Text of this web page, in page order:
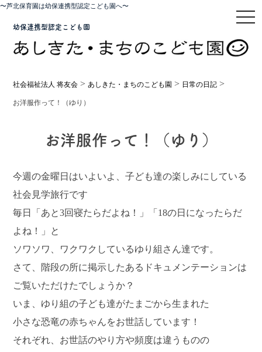
〜芦北保育園は幼保連携型認定こども園へ〜
幼保連携型認定こども園
社会福祉法人 将友会 > あしきた・まちのこども園 > 日常の日記 >
お洋服作って！（ゆり）
お洋服作って！（ゆり）
今週の金曜日はいよいよ、子ども達の楽しみにしている
社会見学旅行です
毎日「あと3回寝たらだよね！」「18の日になったらだ
よね！」と
ソワソワ、ワクワクしているゆり組さん達です。
さて、階段の所に掲示したあるドキュメンテーションは
ご覧いただけたでしょうか？
いま、ゆり組の子ども達がたまごから生まれた
小さな恐竜の赤ちゃんをお世話しています！
それぞれ、お世話のやり方や頻度は違うものの